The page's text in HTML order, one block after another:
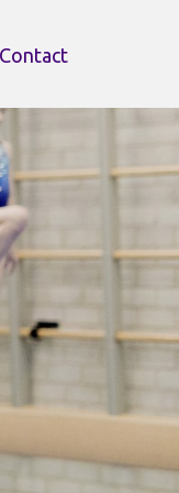
Contact